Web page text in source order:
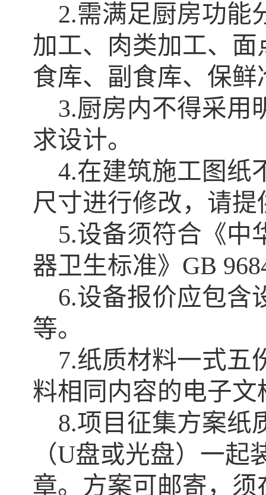
2.需满足厨房功能
加工、肉类加工、
食库、副食库、保
3.厨房内不得采用
求设计。
4.在建筑施工图纸
尺寸进行修改，请
5.设备须符合《中
器卫生标准》 GB
6.设备报价应包含
等。
7.纸质材料一式五
料相同内容的电子文
8.项目征集方案纸
（U盘或光盘）一起
章。方案可邮寄，